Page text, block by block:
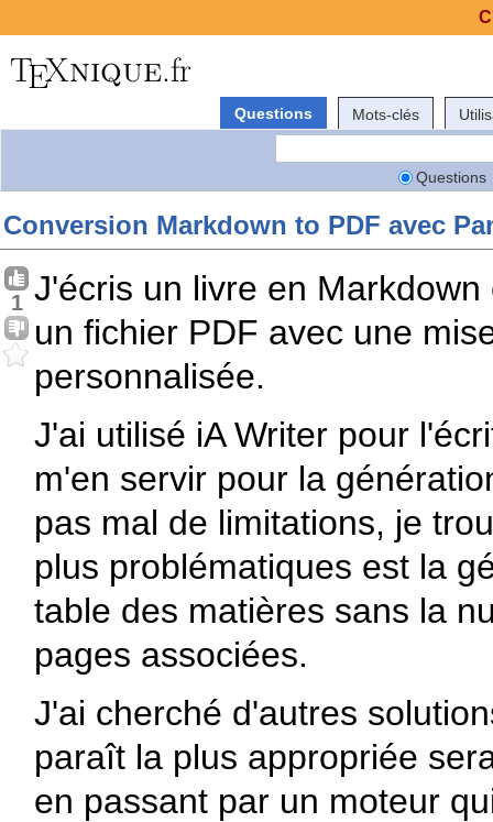
Questions Mots-clés
Questions
Conversion Markdown to PDF avec
1 J'écris un livre en
un fichier PDF avec une
personnalisée.
J'ai utilisé iA Writer pour
m'en servir pour la
pas mal de limitations, je
plus problématiques est la
table des matières sans la
pages associées.
J'ai cherché d'autres
paraît la plus appropriée
en passant par un moteur